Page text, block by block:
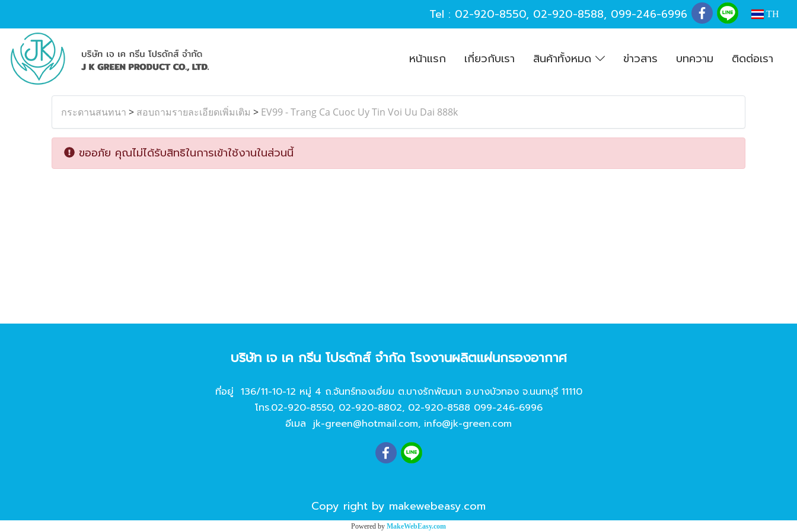
Tel : 02-920-8550, 02-920-8588, 099-246-6996 TH
หน้าแรก เกี่ยวกับเรา สินค้าทั้งหมด ข่าวสาร บทความ ติดต่อเรา
กระดานสนทนา > สอบถามรายละเอียดเพิ่มเติม > EV99 - Trang Ca Cuoc Uy Tin Voi Uu Dai 888k
ขออภัย คุณไม่ได้รับสิทธิในการเข้าใช้งานในส่วนนี้
บริษัท เจ เค กรีน โปรดักส์ จํากัด โรงงานผลิตแผ่นกรองอากาศ
ที่อยู่ 136/11-10-12 หมู่ 4 ถ.จันทร์ทองเอี่ยม ต.บางรักพัฒนา อ.บางบัวทอง จ.นนทบุรี 11110
โทร.02-920-8550, 02-920-8802, 02-920-8588 099-246-6996
อีเมล jk-green@hotmail.com, info@jk-green.com
Copy right by makewebeasy.com
Powered by MakeWebEasy.com